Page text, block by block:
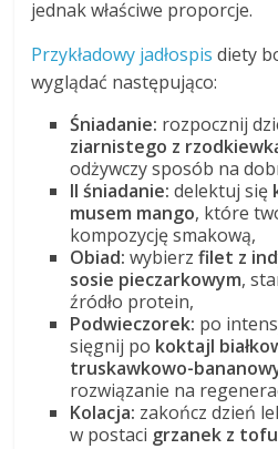
jednak właściwe proporcje.
Przykładowy jadłospis diety
wyglądać następująco:
Śniadanie: rozpocznij
ziarnistego z
odżywczy sposób na
II śniadanie: delektuj się
musem mango, które
kompozycję smakową,
Obiad: wybierzfilet z
sosie pieczarkowym,
źródło protein,
Podwieczorek: po
sięgnij po koktajl
truskawkowo-
rozwiązanie na
Kolacja: zakończ dzień
w postaci grzanek z